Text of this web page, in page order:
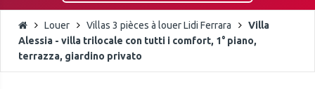
Louer Villas 3 pièces à louer Lidi Ferrara
Villa
Alessia - villa trilocale con tutti i comfort, 1° piano,
terrazza, giardino privato